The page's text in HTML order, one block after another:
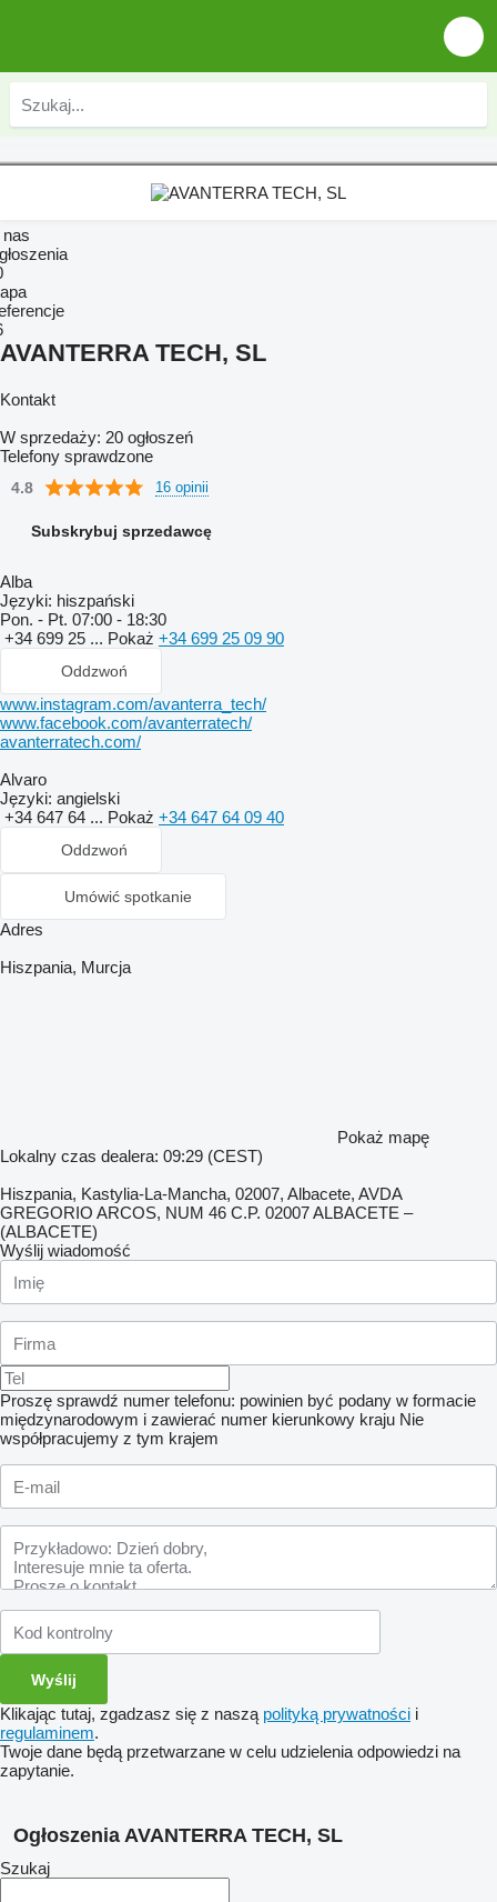
AVANTERRA TECH, SL
Kontakt
W sprzedaży: 20 ogłoszeń
Telefony sprawdzone
4.8 16 opinii
Subskrybuj sprzedawcę
Alba
Języki: hiszpański
Pon. - Pt. 07:00 - 18:30
+34 699 25 ... Pokaż +34 699 25 09 90
Oddzwoń
www.instagram.com/avanterra_tech/
www.facebook.com/avanterratech/
avanterratech.com/
Alvaro
Języki: angielski
+34 647 64 ... Pokaż +34 647 64 09 40
Oddzwoń
Umówić spotkanie
Adres
Hiszpania, Murcja
Pokaż mapę
Lokalny czas dealera: 09:29 (CEST)
Hiszpania, Kastylia-La-Mancha, 02007, Albacete, AVDA
GREGORIO ARCOS, NUM 46 C.P. 02007 ALBACETE –
(ALBACETE)
Wyślij wiadomość
Proszę sprawdź numer telefonu: powinien być podany w formacie
międzynarodowym i zawierać numer kierunkowy kraju Nie
współpracujemy z tym krajem
Klikając tutaj, zgadzasz się z naszą polityką prywatności i
regulaminem.
Twoje dane będą przetwarzane w celu udzielenia odpowiedzi na
zapytanie.
Ogłoszenia AVANTERRA TECH, SL
Szukaj